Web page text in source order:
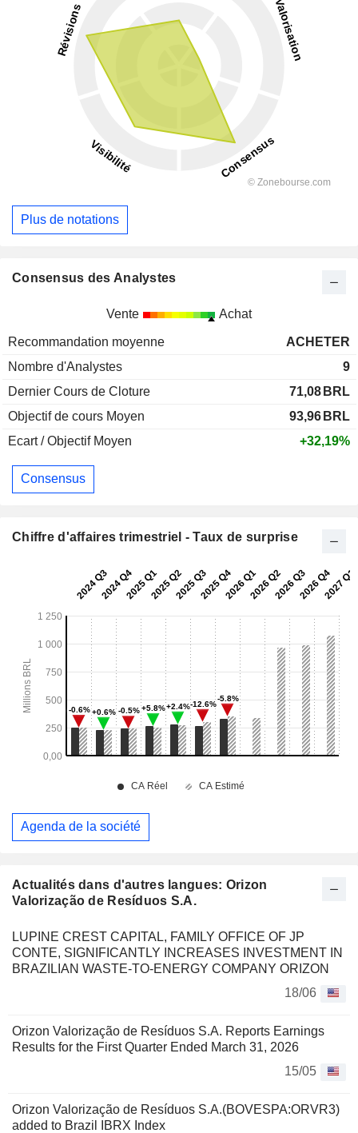
Actualités dans d'autres langues: Orizon
Valorização de Resíduos S.A.
LUPINE CREST CAPITAL, FAMILY OFFICE OF JP
CONTE, SIGNIFICANTLY INCREASES INVESTMENT IN
BRAZILIAN WASTE-TO-ENERGY COMPANY ORIZON
18/06
Orizon Valorização de Resíduos S.A. Reports Earnings
Results for the First Quarter Ended March 31, 2026
15/05
Orizon Valorização de Resíduos S.A.(BOVESPA:ORVR3)
added to Brazil IBRX Index
Plus de notations
Consensus des Analystes
Vente Achat
Recommandation moyenne
ACHETER
Nombre d'Analystes
9
Dernier Cours de Cloture
71,08 BRL
Objectif de cours Moyen
93,96 BRL
Ecart / Objectif Moyen
+32,19%
Consensus
Chiffre d'affaires trimestriel - Taux de surprise
Agenda de la société